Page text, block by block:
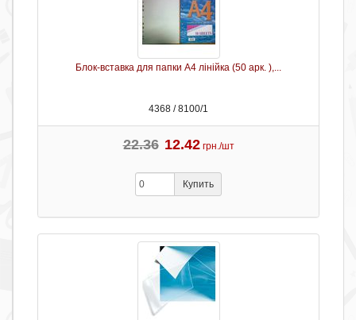
Блок-вставка для папки А4 лінійка (50 арк. ),...
4368 / 8100/1
22.36 12.42 грн./шт
Купить